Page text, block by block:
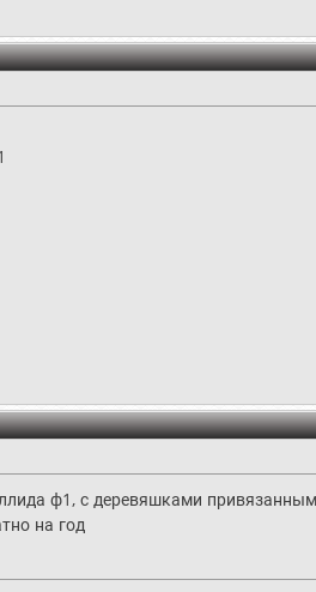
ф1, с деревяшками
на год